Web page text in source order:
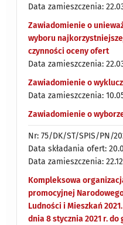
Data zamieszczenia:
Zawiadomienie o
wyboru
czynności oceny ofert
Data zamieszczenia:
Zawiadomienie o
Data zamieszczenia:
Zawiadomienie o
Nr: 75/DK/ST/SPIS/PN/
Data składania ofert:
Data zamieszczenia:
Kompleksowa
promocyjnej
Ludności i Mieszkań
dnia 8 stycznia 2021 r. do